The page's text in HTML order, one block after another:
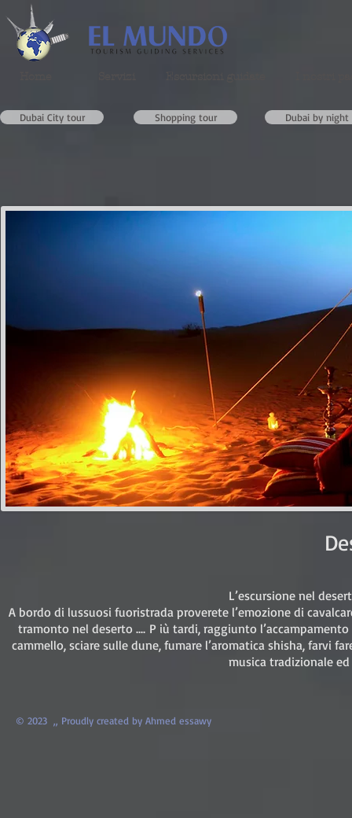
Dubai City tour Shopping tour Dubai by night
L’escursione nel
A bordo di lussuosi fuoristrada proverete l’emozione di
tramonto nel deserto .... P iù tardi, raggiunto
cammello, sciare sulle dune, fumare l’aromatica shisha, farvi
musica tradizionale
© 2023 ,, Proudly created by Ahmed essawy